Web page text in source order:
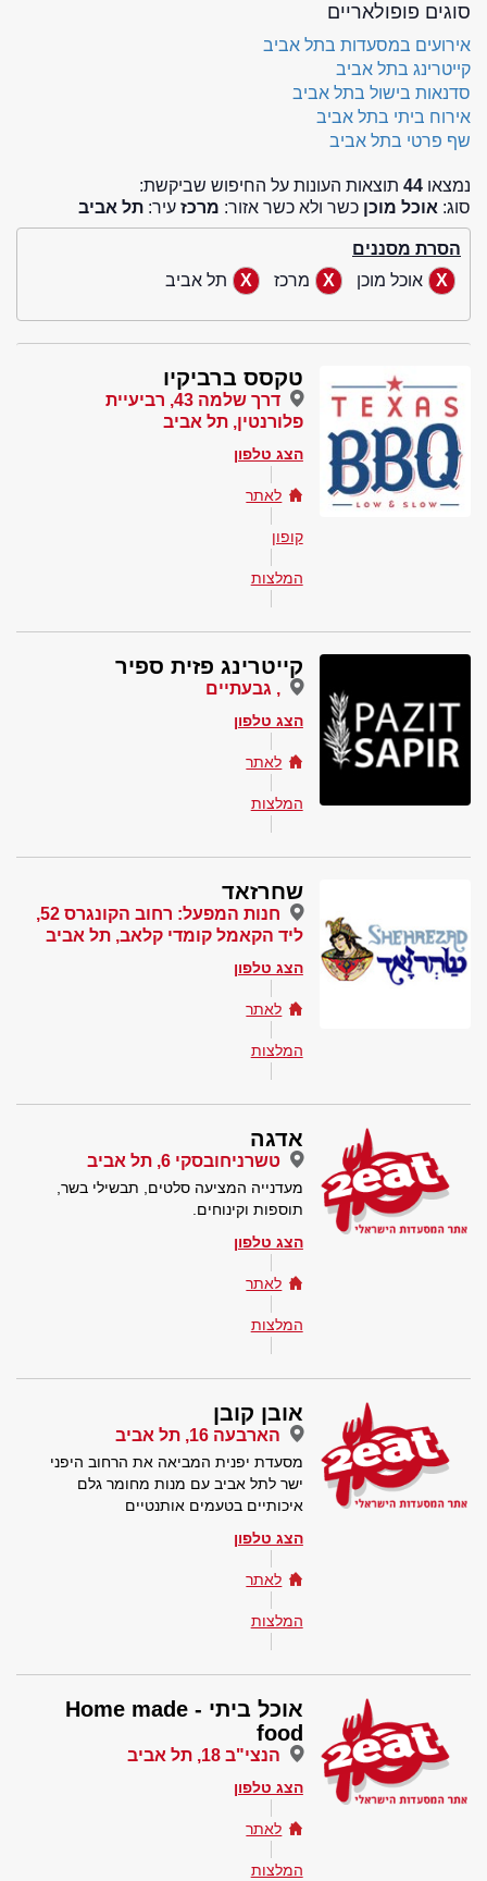
סוגים פופולאריים
אירועים במסעדות בתל אביב
קייטרינג בתל אביב
סדנאות בישול בתל אביב
אירוח ביתי בתל אביב
שף פרטי בתל אביב
נמצאו 44 תוצאות העונות על החיפוש שביקשת:
סוג: אוכל מוכן כשר ולא כשר אזור: מרכז עיר: תל אביב
הסרת מסננים
אוכל מוכן
מרכז תל אביב
טקסס ברביקיו
דרך שלמה 43, רביעיית
פלורנטין, תל אביב
הצג טלפון
לאתר
קופון
המלצות
קייטרינג פזית ספיר
, גבעתיים
הצג טלפון
לאתר
המלצות
שחרזאד
חנות המפעל: רחוב הקונגרס 52,
ליד הקאמל קומדי קלאב, תל אביב
הצג טלפון
לאתר
המלצות
אדגה
טשרניחובסקי 6, תל אביב
מעדנייה המציעה סלטים, תבשילי בשר,
תוספות וקינוחים.
הצג טלפון
לאתר
המלצות
אובן קובן
הארבעה 16, תל אביב
מסעדת יפנית המביאה את הרחוב היפני
ישר לתל אביב עם מנות מחומר גלם
איכותיים בטעמים אותנטיים
הצג טלפון
לאתר
המלצות
אוכל ביתי - Home made
food
הנצי"ב 18, תל אביב
הצג טלפון
לאתר
המלצות